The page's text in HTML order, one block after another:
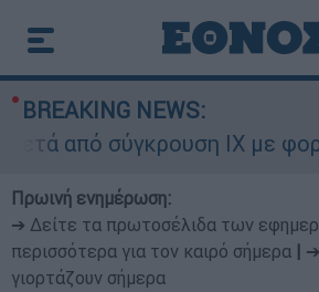
BREAKING NEWS:
από σύγκρουση ΙΧ με
Πρωινή ενημέρωση:
➔ Δείτε τα πρωτοσέλιδα των
περισσότερα για τον καιρό σήμερα
γιορτάζουν σήμερα